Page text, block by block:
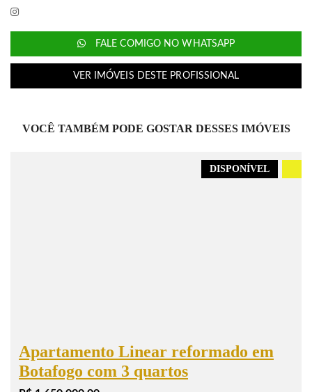
FALE COMIGO NO WHATSAPP
VER IMÓVEIS DESTE PROFISSIONAL
VOCÊ TAMBÉM PODE GOSTAR DESSES IMÓVEIS
DISPONÍVEL
Apartamento Linear reformado em
Botafogo com 3 quartos